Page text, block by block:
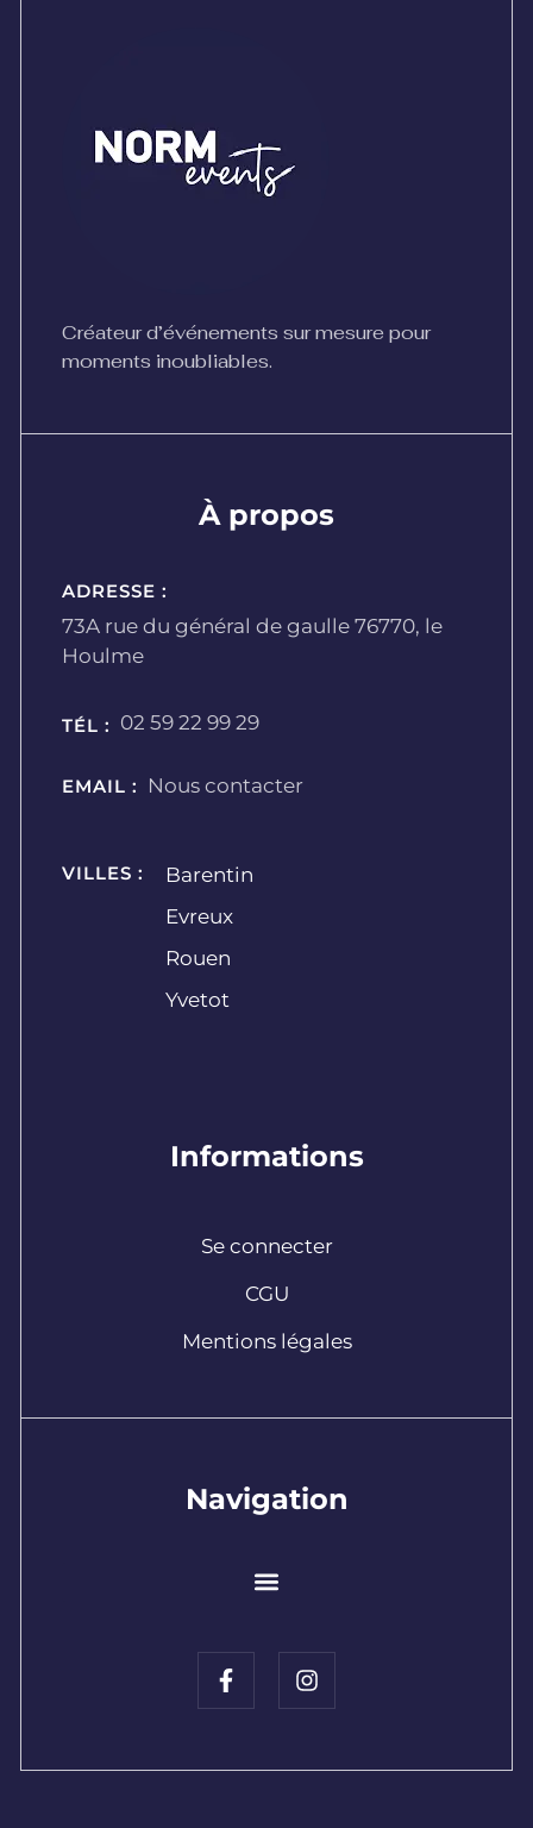
Créateur d’événements sur mesure pour
moments inoubliables.
À propos
ADRESSE :
73A rue du général de gaulle 76770, le
Houlme
TÉL : 02 59 22 99 29
EMAIL : Nous contacter
VILLES :
Barentin
Evreux
Rouen
Yvetot
Informations
Se connecter
CGU
Mentions légales
Navigation